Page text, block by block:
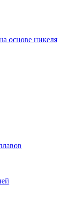
основе никеля